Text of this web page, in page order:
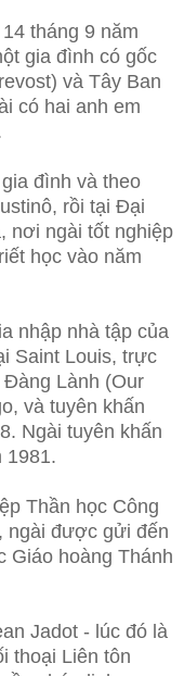
tháng 9 năm
gia đình có gốc
và Tây Ban
có hai anh em
đình và theo
rồi tại Đại
nơi ngài tốt nghiệp
học vào năm
nhập nhà tập của
Saint Louis, trực
Lành (Our
và tuyên khấn
Ngài tuyên khấn
1981.
Thần học Công
ngài được gửi đến
Giáo hoàng Thánh
Jadot - lúc đó là
thoại Liên tôn